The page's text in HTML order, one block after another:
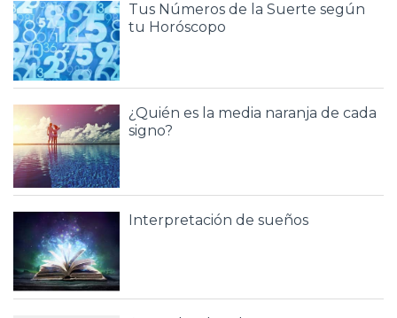
Tus Números de la Suerte según
tu Horóscopo
¿Quién es la media naranja de cada
signo?
Interpretación de sueños